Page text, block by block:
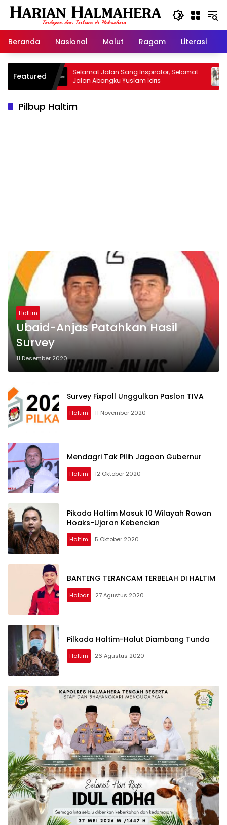
Langsung
Beranda
Nasional Malut Ragam Literasi
Featured
Selamat Jalan Sang Inspirator, Selamat
Jalan Abangku Yuslam Idris
Pilbup Haltim
Haltim
Ubaid-Anjas Patahkan Hasil
Survey
11 Desember 2020
Survey Fixpoll Unggulkan Paslon TIVA
Haltim 11 November 2020
Mendagri Tak Pilih Jagoan Gubernur
Haltim 12 Oktober 2020
Pikada Haltim Masuk 10 Wilayah Rawan
Hoaks-Ujaran Kebencian
Haltim 5 Oktober 2020
BANTENG TERANCAM TERBELAH DI HALTIM
Halbar 27 Agustus 2020
Pilkada Haltim-Halut Diambang Tunda
Haltim 26 Agustus 2020